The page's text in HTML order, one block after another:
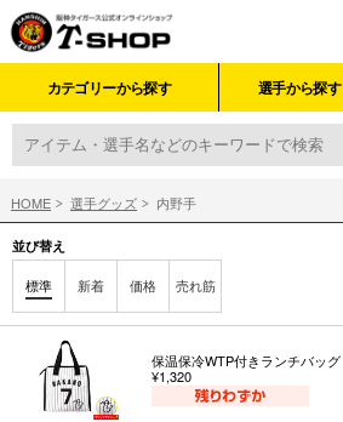
カテゴリーから探す 選手から探す
HOME 選手グッズ 内野手
並び替え
標準 新着 価格 売れ筋
保温保冷WTP付きランチバッグ
¥1,320